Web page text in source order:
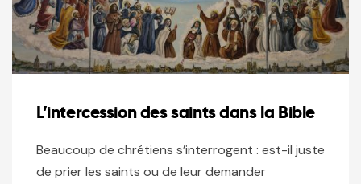
L’intercession des saints dans la Bible
Beaucoup de chrétiens s’interrogent : est-il juste
de prier les saints ou de leur demander